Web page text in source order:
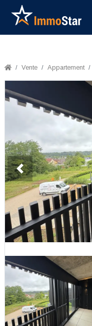
Vente Appartement
Previous